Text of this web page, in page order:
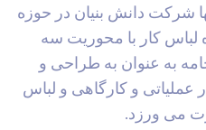
دانش بنیان در حوزه
کار با محوریت سه
به عنوان به طراحی و
و کارگاهی و لباس
ورزد.